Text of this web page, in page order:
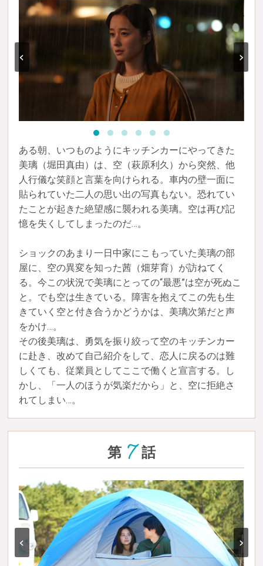
‹ ›
ある朝、いつものようにキッチンカーにやってきた
美璃（堀田真由）は、空（萩原利久）から突然、他
人行儀な笑顔と言葉を向けられる。車内の壁一面に
貼られていた二人の思い出の写真もない。恐れてい
たことが起きた絶望感に襲われる美璃。空は再び記
憶を失くしてしまったのだ…。
ショックのあまり一日中家にこもっていた美璃の部
屋に、空の異変を知った茜（畑芽育）が訪ねてく
る。今この状況で美璃にとっての“最悪”は空が死ぬこ
と。でも空は生きている。障害を抱えてこの先も生
きていく空と付き合うかどうかは、美璃次第だと声
をかけ…。
その後美璃は、勇気を振り絞って空のキッチンカー
に赴き、改めて自己紹介をして、恋人に戻るのは難
しくても、従業員としてここで働くと宣言する。し
かし、「一人のほうが気楽だから」と、空に拒絶さ
れてしまい…。
第 7 話
‹ ›